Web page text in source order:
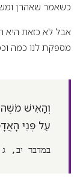
כשאמר שאהרן
אבל לא כזאת היא
מספקת לנו כמה
וְהָאִישׁ
עַל פְּנֵי
במדבר יב, ג